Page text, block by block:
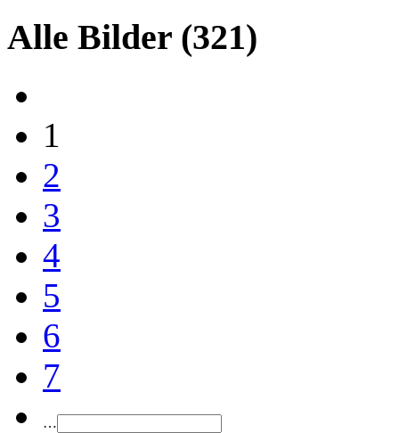
Alle Bilder (321)
1
2
3
4
5
6
7
…